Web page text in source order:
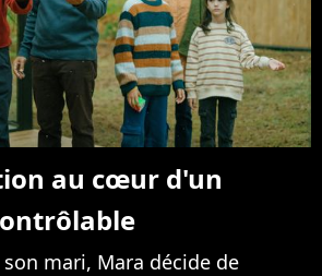
au cœur d'un
mari, Mara décide de